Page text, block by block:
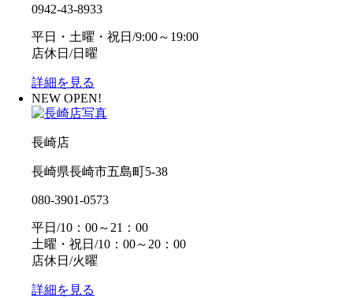
0942-43-8933
平日・土曜・祝日/9:00～19:00
店休日/日曜
詳細を見る
NEW OPEN!
長崎店
長崎県長崎市五島町5-38
080-3901-0573
平日/10：00～21：00
土曜・祝日/10：00～20：00
店休日/火曜
詳細を見る